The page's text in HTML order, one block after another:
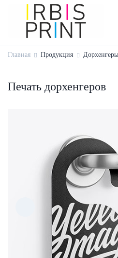
Главная Продукция Дорхенгеры
Печать дорхенгеров